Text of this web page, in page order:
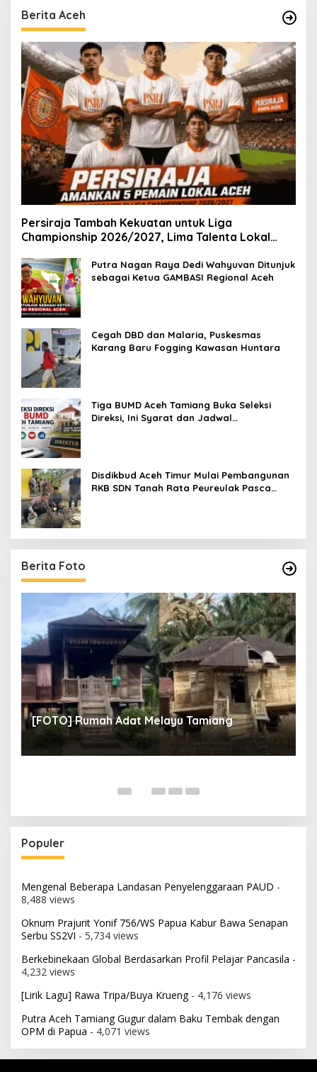
Berita Aceh
Persiraja Tambah Kekuatan untuk Liga
Championship 2026/2027, Lima Talenta Lokal
Putra Nagan Raya Dedi Wahyuvan Ditunjuk
sebagai Ketua GAMBASI Regional Aceh
Cegah DBD dan Malaria, Puskesmas
Karang Baru Fogging Kawasan Huntara
Tiga BUMD Aceh Tamiang Buka Seleksi
Direksi, Ini Syarat dan Jadwal
Disdikbud Aceh Timur Mulai Pembangunan
RKB SDN Tanah Rata Peureulak Pasca
Berita Foto
[FOTO] Rumah Adat Melayu Tamiang
Populer
Mengenal Beberapa Landasan Penyelenggaraan PAUD -
8,488 views
Oknum Prajurit Yonif 756/WS Papua Kabur Bawa Senapan
Serbu SS2VI - 5,734 views
Berkebinekaan Global Berdasarkan Profil Pelajar Pancasila -
4,232 views
[Lirik Lagu] Rawa Tripa/Buya Krueng- 4,176 views
Putra Aceh Tamiang Gugur dalam Baku Tembak dengan
OPM di Papua - 4,071 views